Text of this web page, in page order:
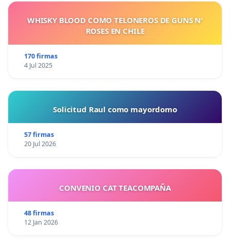
WHISKY BLOOD COMO TELONEROS DE GUNS N'
ROSES EN CHILE
170 firmas
4 Jul 2025
Solicitud Raul como mayordomo
57 firmas
20 Jul 2026
CONVENIO CAT TEACOMPAÑA
48 firmas
12 Jan 2026